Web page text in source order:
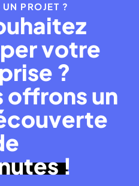
PROJET ?
votre
?
offrons un
!